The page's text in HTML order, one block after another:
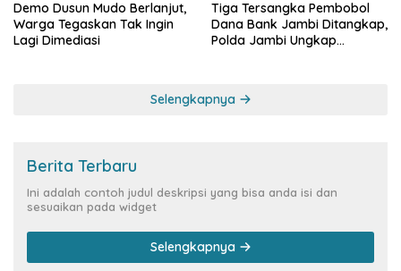
Demo Dusun Mudo Berlanjut,
Warga Tegaskan Tak Ingin
Lagi Dimediasi
Tiga Tersangka Pembobol
Dana Bank Jambi Ditangkap,
Polda Jambi Ungkap
Selengkapnya
Berita Terbaru
Ini adalah contoh judul deskripsi yang bisa anda isi dan
sesuaikan pada widget
Selengkapnya